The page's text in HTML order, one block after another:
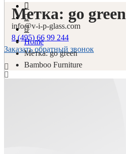
info@v-i-p-glass.com
8 (495) 66 99 244
Заказать обратный звонок
Метка: go green
Home
Метка:go green
Bamboo Furniture